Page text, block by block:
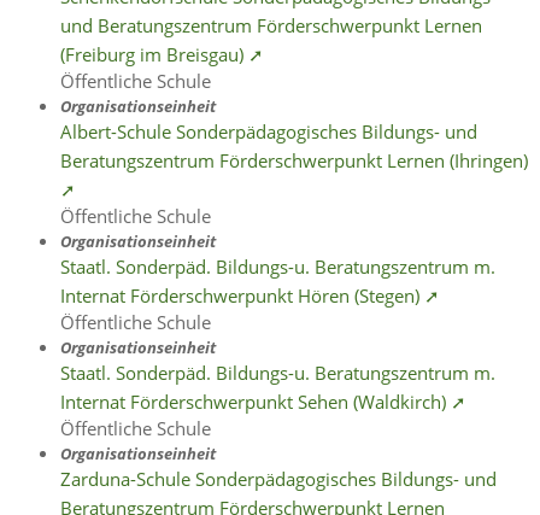
und Beratungszentrum Förderschwerpunkt Lernen
(Freiburg im Breisgau) ➚
Öffentliche Schule
Organisationseinheit
Albert-Schule Sonderpädagogisches Bildungs- und
Beratungszentrum Förderschwerpunkt Lernen (Ihringen)
➚
Öffentliche Schule
Organisationseinheit
Staatl. Sonderpäd. Bildungs-u. Beratungszentrum m.
Internat Förderschwerpunkt Hören (Stegen) ➚
Öffentliche Schule
Organisationseinheit
Staatl. Sonderpäd. Bildungs-u. Beratungszentrum m.
Internat Förderschwerpunkt Sehen (Waldkirch) ➚
Öffentliche Schule
Organisationseinheit
Zarduna-Schule Sonderpädagogisches Bildungs- und
Beratungszentrum Förderschwerpunkt Lernen